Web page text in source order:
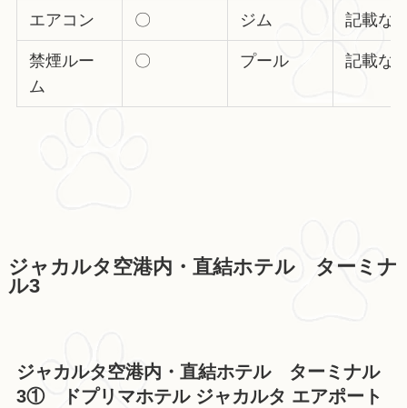
エアコン 〇 ジム 記載な
禁煙ルー
ム
〇 プール 記載な
ジャカルタ空港内・直結ホテル ターミナ
ル3
ジャカルタ空港内・直結ホテル ターミナル
3① ドプリマホテル ジャカルタ エアポート